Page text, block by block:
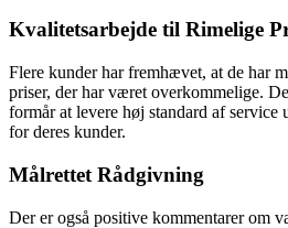
Kvalitetsarbejde til Rimelige
Flere kunder har fremhævet, at de har
priser, der har været overkommelige.
formår at levere høj standard af service
for deres kunder.
Målrettet Rådgivning
Der er også positive kommentarer om